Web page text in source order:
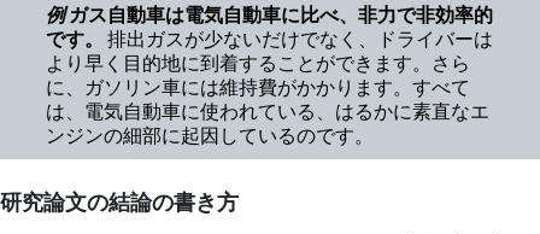
例 ガス自動車は電気自動車に比べ、非力で非効率的
です。 排出ガスが少ないだけでなく、ドライバーは
より早く目的地に到着することができます。さら
に、ガソリン車には維持費がかかります。すべて
は、電気自動車に使われている、はるかに素直なエ
ンジンの細部に起因しているのです。
研究論文の結論の書き方